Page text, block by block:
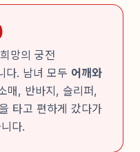
망의 궁전
다. 남녀 모두 어깨와
매, 반바지, 슬리퍼,
타고 편하게 갔다가
다.